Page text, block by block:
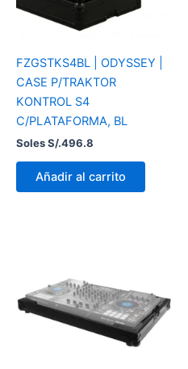
FZGSTKS4BL | ODYSSEY |
CASE P/TRAKTOR
KONTROL S4
C/PLATAFORMA, BL
Soles S/.496.8
Añadir al carrito